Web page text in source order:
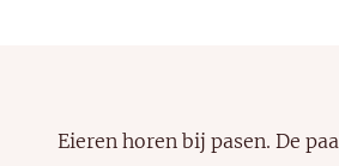
Eieren horen bij pasen. De